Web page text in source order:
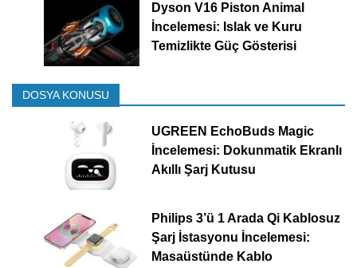
Dyson V16 Piston Animal
İncelemesi: Islak ve Kuru
Temizlikte Güç Gösterisi
DOSYA KONUSU
UGREEN EchoBuds Magic
İncelemesi: Dokunmatik Ekranlı
Akıllı Şarj Kutusu
Philips 3’ü 1 Arada Qi Kablosuz
Şarj İstasyonu İncelemesi:
Masaüstünde Kablo